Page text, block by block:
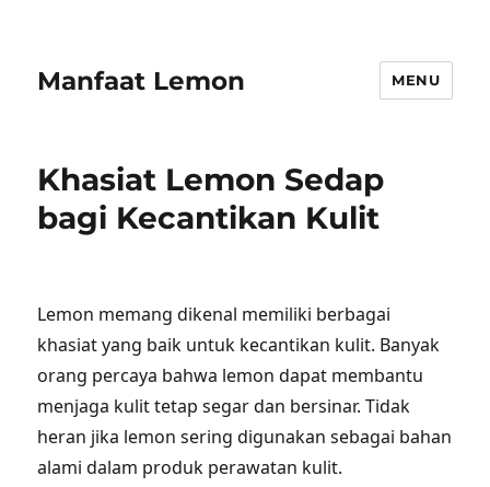
Manfaat Lemon MENU
Khasiat Lemon Sedap
bagi Kecantikan Kulit
Lemon memang dikenal memiliki berbagai
khasiat yang baik untuk kecantikan kulit. Banyak
orang percaya bahwa lemon dapat membantu
menjaga kulit tetap segar dan bersinar. Tidak
heran jika lemon sering digunakan sebagai bahan
alami dalam produk perawatan kulit.